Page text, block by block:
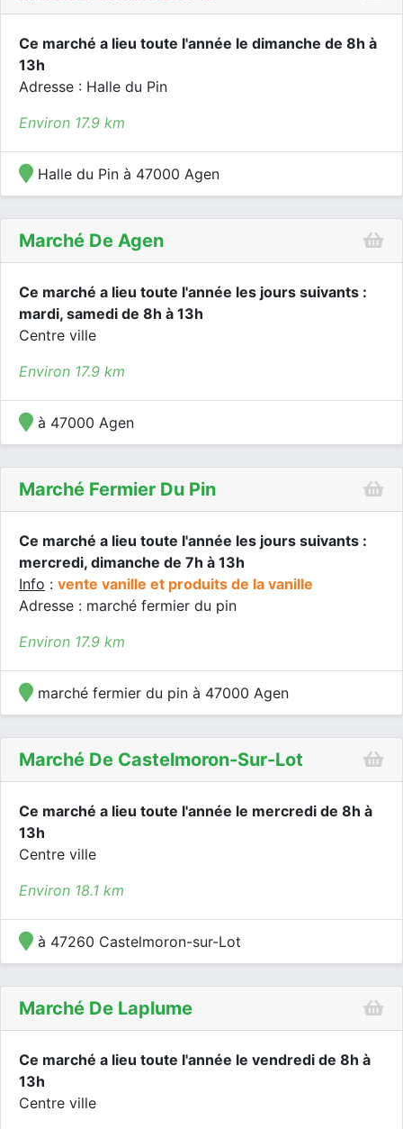
Ce marché a lieu toute l'année le dimanche de 8h à
13h
Adresse : Halle du Pin
Environ 17.9 km
Halle du Pin à 47000 Agen
Marché De Agen
Ce marché a lieu toute l'année les jours suivants :
mardi, samedi de 8h à 13h
Centre ville
Environ 17.9 km
à 47000 Agen
Marché Fermier Du Pin
Ce marché a lieu toute l'année les jours suivants :
mercredi, dimanche de 7h à 13h
Info : vente vanille et produits de la vanille
Adresse : marché fermier du pin
Environ 17.9 km
marché fermier du pin à 47000 Agen
Marché De Castelmoron-Sur-Lot
Ce marché a lieu toute l'année le mercredi de 8h à
13h
Centre ville
Environ 18.1 km
à 47260 Castelmoron-sur-Lot
Marché De Laplume
Ce marché a lieu toute l'année le vendredi de 8h à
13h
Centre ville